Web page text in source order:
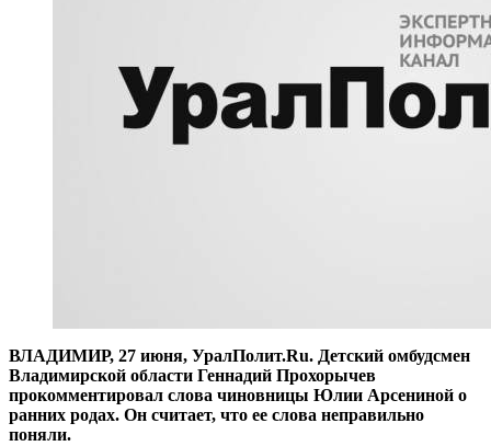
ВЛАДИМИР, 27 июня, УралПолит.Ru. Детский омбудсмен
Владимирской области Геннадий Прохорычев
прокомментировал слова чиновницы Юлии Арсениной о
ранних родах. Он считает, что ее слова неправильно
поняли.